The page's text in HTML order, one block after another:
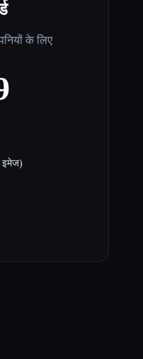
के लिए
इमेज)